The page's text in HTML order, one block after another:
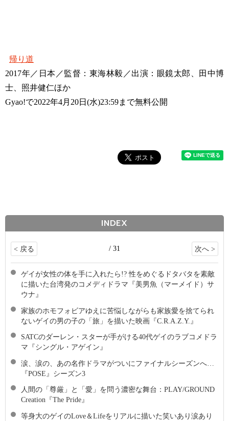
帰り道
2017年／日本／監督：東海林毅／出演：眼鏡太郎、田中博
士、照井健仁ほか
Gyao!で2022年4月20日(水)23:59まで無料公開
INDEX
< 戻る / 31 次へ >
ゲイが女性の体を手に入れたら!? 性をめぐるドタバタを素敵
に描いた台湾発のコメディドラマ『美男魚（マーメイド）サ
ウナ』
家族のホモフォビアゆえに苦悩しながらも家族愛を捨てられ
ないゲイの男の子の「旅」を描いた映画『C.R.A.Z.Y.』
SATCのダーレン・スターが手がける40代ゲイのラブコメドラ
マ『シングル・アゲイン』
涙、涙の、あの名作ドラマがついにファイナルシーズンへ…
『POSE』シーズン3
人間の「尊厳」と「愛」を問う濃密な舞台：PLAY/GROUND
Creation『The Pride』
等身大のゲイのLove＆Lifeをリアルに描いた笑いあり涙あり